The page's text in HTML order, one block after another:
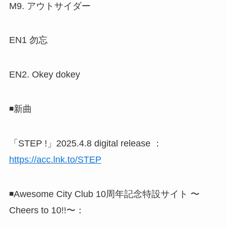
M9. アウトサイダー
EN1 勿忘
EN2. Okey dokey
◾️新曲
「STEP !」2025.4.8 digital release ：
https://acc.lnk.to/STEP
◾️Awesome City Club 10周年記念特設サイト 〜
Cheers to 10!!〜：